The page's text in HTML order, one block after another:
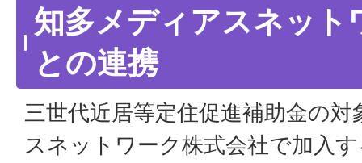
知多メディアスネット
との連携
三世代近居等定住促進補助金の
スネットワーク株式会社で加入